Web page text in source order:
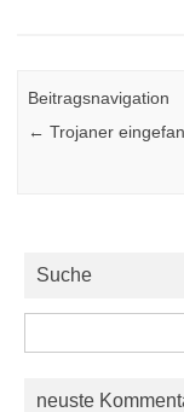
Beitragsnavigation
← Trojaner
Suche
nach:
neuste